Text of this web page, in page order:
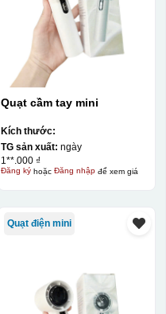
Quạt cầm tay mini
Kích thước:
TG sản xuất: ngày
1**.000 ₫
Đăng kýhoặc Đăng nhậpđể xem giá
Quạt điện mini